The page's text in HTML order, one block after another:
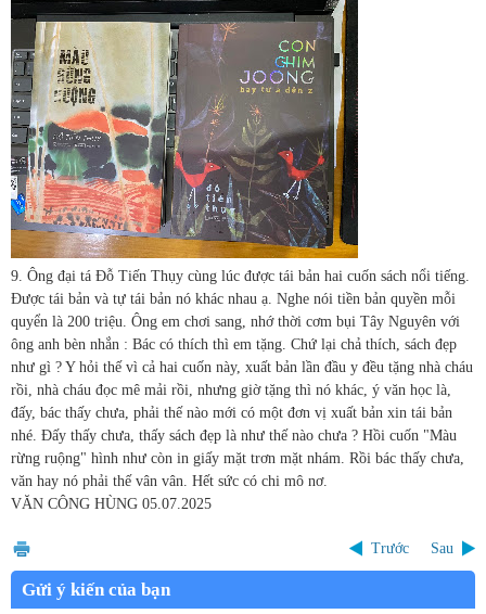
9. Ông đại tá Đỗ Tiến Thụy cùng lúc được tái bản hai cuốn sách nổi tiếng.
Được tái bản và tự tái bản nó khác nhau ạ. Nghe nói tiền bản quyền mỗi
quyển là 200 triệu. Ông em chơi sang, nhớ thời cơm bụi Tây Nguyên với
ông anh bèn nhắn : Bác có thích thì em tặng. Chứ lại chả thích, sách đẹp
như gì ? Y hỏi thế vì cả hai cuốn này, xuất bản lần đầu y đều tặng nhà cháu
rồi, nhà cháu đọc mê mải rồi, nhưng giờ tặng thì nó khác, ý văn học là,
đấy, bác thấy chưa, phải thế nào mới có một đơn vị xuất bản xin tái bản
nhé. Đấy thấy chưa, thấy sách đẹp là như thế nào chưa ? Hồi cuốn "Màu
rừng ruộng" hình như còn in giấy mặt trơn mặt nhám. Rồi bác thấy chưa,
văn hay nó phải thế vân vân. Hết sức có chi mô nơ.
VĂN CÔNG HÙNG 05.07.2025
Trước Sau
Gửi ý kiến của bạn